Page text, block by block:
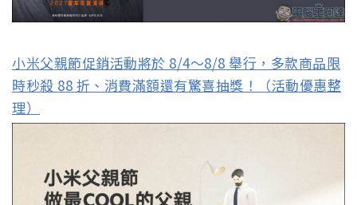
小米父親節促銷活動將於 8/4～8/8 舉行，多款商品限
時秒殺 88 折、消費滿額還有驚喜抽獎！（活動優惠整
理）